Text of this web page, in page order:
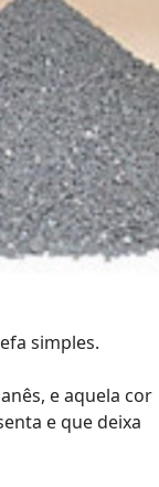
simples.
e aquela cor
e que deixa